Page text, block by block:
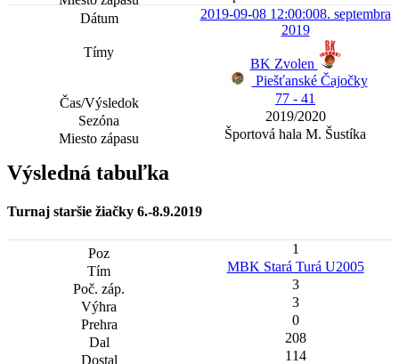
2019-09-08 12:00:008. septembra
2019
BK Zvolen
Piešťanské Čajočky
77 - 41
2019/2020
Športová hala M. Šustíka
Výsledná tabuľka
Turnaj staršie žiačky 6.-8.9.2019
1
MBK Stará Turá U2005
3
3
0
208
114